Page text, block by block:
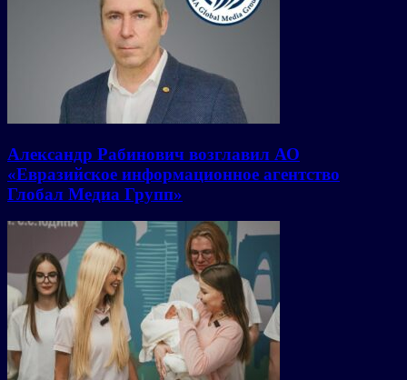
Александр Рабинович возглавил АО
«Евразийское информационное агентство
Глобал Медиа Групп»